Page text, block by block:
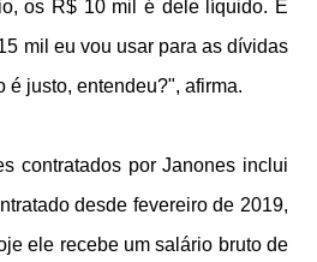
os R$ 10 mil é dele líquido. E
mil eu vou usar para as dívidas
é justo, entendeu?", afirma.
contratados por Janones inclui
desde fevereiro de 2019,
ele recebe um salário bruto de